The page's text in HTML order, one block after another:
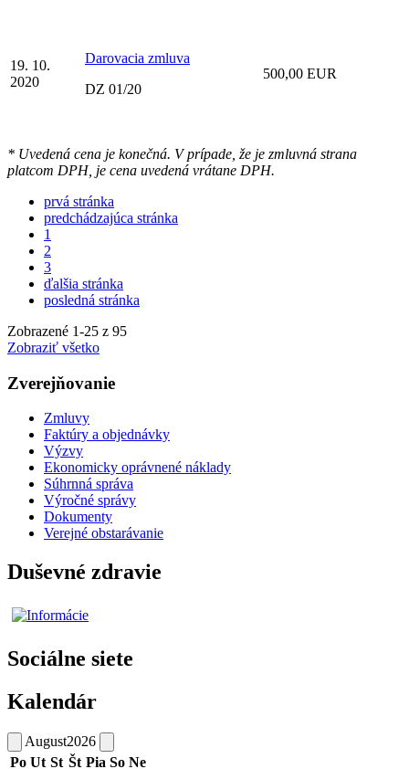
19. 10.
2020
Darovacia zmluva
DZ 01/20
500,00 EUR
* Uvedená cena je konečná. V prípade, že je zmluvná strana
platcom DPH, je cena uvedená vrátane DPH.
prvá stránka
predchádzajúca stránka
1
2
3
ďalšia stránka
posledná stránka
Zobrazené 1-25 z 95
Zobraziť všetko
Zverejňovanie
Zmluvy
Faktúry a objednávky
Výzvy
Ekonomicky oprávnené náklady
Súhrnná správa
Výročné správy
Dokumenty
Verejné obstarávanie
Duševné zdravie
Sociálne siete
Kalendár
August2026
Po Ut St Št Pia So Ne